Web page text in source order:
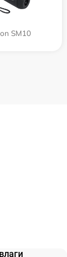
SM10